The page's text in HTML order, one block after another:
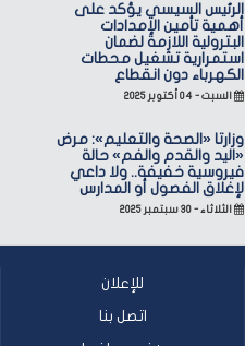
الرئيس السيسي يؤكد على
أهمية تأمين الإمدادات
البترولية اللازمة لضمان
استمرارية تشغيل محطات
الكهرباء دون انقطاع
السبت - ٠٤ أكتوبر ٢٠٢٥
وزارتا «الصحة والتعليم»: مرض
«اليد والقدم والفم» حالة
فيروسية خفيفة.. ولا داعي
لإغلاق الفصول أو المدارس
الثلاثاء - ٣٠ سبتمبر ٢٠٢٥
للإعلان
اتصل بنا